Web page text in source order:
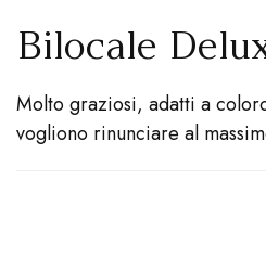
Bilocale
Molto graziosi, adatti a
vogliono rinunciare al